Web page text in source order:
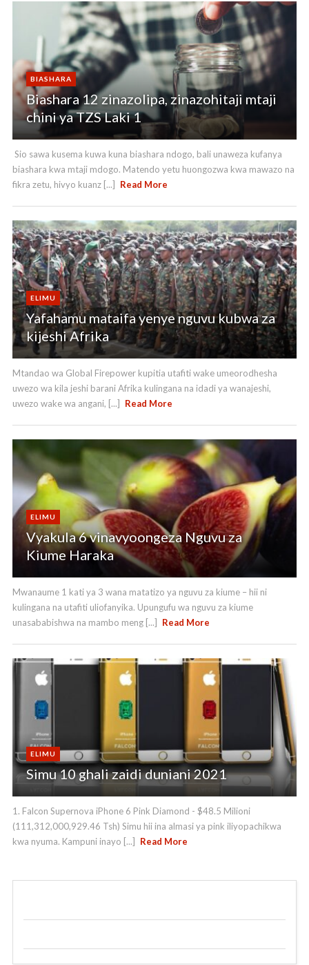
BIASHARA
Biashara 12 zinazolipa, zinazohitaji mtaji
chini ya TZS Laki 1
Sio sawa kusema kuwa kuna biashara ndogo, bali unaweza kufanya
biashara kwa mtaji mdogo. Matendo yetu huongozwa kwa mawazo na
fikra zetu, hivyo kuanz [...]
Read More
ELIMU
Yafahamu mataifa yenye nguvu kubwa za
kijeshi Afrika
Mtandao wa Global Firepower kupitia utafiti wake umeorodhesha
uwezo wa kila jeshi barani Afrika kulingana na idadi ya wanajeshi,
uwezo wake wa angani, [...]
Read More
ELIMU
Vyakula 6 vinavyoongeza Nguvu za
Kiume Haraka
Mwanaume 1 kati ya 3 wana matatizo ya nguvu za kiume – hii ni
kulingana na utafiti uliofanyika. Upungufu wa nguvu za kiume
unasababishwa na mambo meng [...]
Read More
ELIMU
Simu 10 ghali zaidi duniani 2021
1. Falcon Supernova iPhone 6 Pink Diamond - $48.5 Milioni
(111,312,000,929.46 Tsh) Simu hii ina almasi ya pink iliyopachikwa
kwa nyuma. Kampuni inayo [...]
Read More